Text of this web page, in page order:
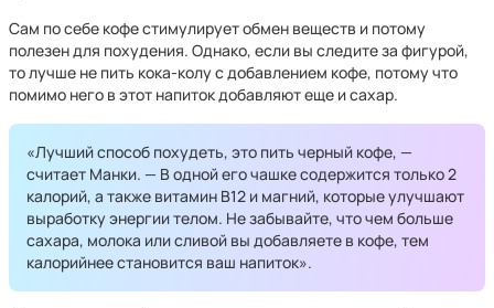
Сам по себе кофе стимулирует обмен веществ и потому
полезен для похудения. Однако, если вы следите за фигурой,
то лучше не пить кока-колу с добавлением кофе, потому что
помимо него в этот напиток добавляют еще и сахар.
«Лучший способ похудеть, это пить черный кофе, —
считает Манки. — В одной его чашке содержится только 2
калорий, а также витамин B12 и магний, которые улучшают
выработку энергии телом. Не забывайте, что чем больше
сахара, молока или сливой вы добавляете в кофе, тем
калорийнее становится ваш напиток».